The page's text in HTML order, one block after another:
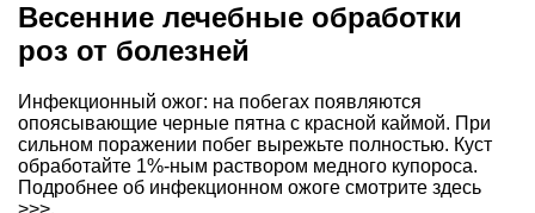
Весенние лечебные обработки
роз от болезней
Инфекционный ожог: на побегах появляются
опоясывающие черные пятна с красной каймой. При
сильном поражении побег вырежьте полностью. Куст
обработайте 1%-ным раствором медного купороса.
Подробнее об инфекционном ожоге смотрите здесь